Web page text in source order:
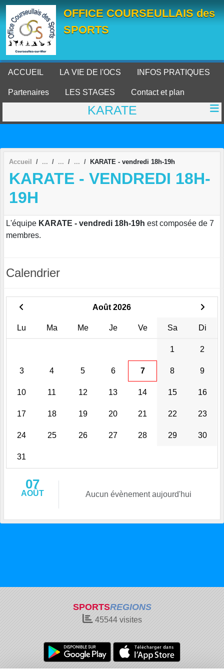
OFFICE COURSEULLAIS des
SPORTS
ACCUEIL LA VIE DE l'OCS INFOS PRATIQUES
Partenaires LES STAGES Contact et plan
KARATE
Accueil KARATE - vendredi 18h-19h
KARATE - VENDREDI 18H-
19H
L'équipe KARATE - vendredi 18h-19h est composée de 7
membres.
Calendrier
Août 2026
Lu Ma Me Je Ve Sa Di
1 2
3 4 5 6 7 8 9
10 11 12 13 14 15 16
17 18 19 20 21 22 23
24 25 26 27 28 29 30
31
07
AOÛT Aucun évènement aujourd'hui
SPORTSREGIONS
45544visites
Panneau de gestion des cookies